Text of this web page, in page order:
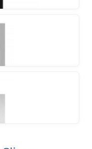
stanica
stanica